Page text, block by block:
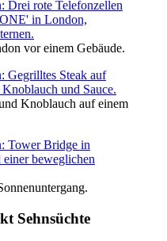
vor einem Gebäude.
Knoblauch auf einem
Sehnsüchte